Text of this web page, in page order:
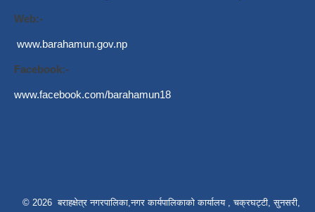
Web:-
www.barahamun.gov.np
Facebook:-
www.facebook.com/barahamun18
© 2026 बराहक्षेत्र नगरपालिका,नगर कार्यपालिकाको कार्यालय , चक्रघट्टी, सुनसरी,